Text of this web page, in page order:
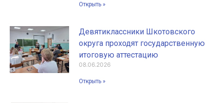
Открыть »
Девятиклассники Шкотовского
округа проходят государственную
итоговую аттестацию
08.06.2026
Открыть »